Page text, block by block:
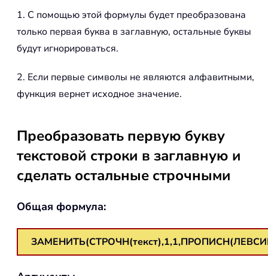
1. С помощью этой формулы будет преобразована
только первая буква в заглавную, остальные буквы
будут игнорироваться.
2. Если первые символы не являются алфавитными,
функция вернет исходное значение.
Преобразовать первую букву
текстовой строки в заглавную и
сделать остальные строчными
Общая формула: